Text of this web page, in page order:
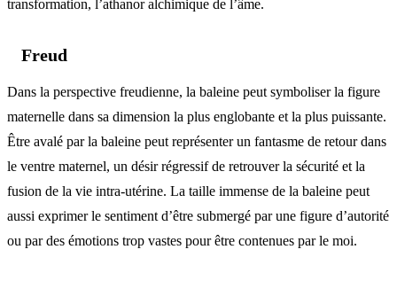
transformation, l’athanor alchimique de l’âme.
Freud
Dans la perspective freudienne, la baleine peut symboliser la figure
maternelle dans sa dimension la plus englobante et la plus puissante.
Être avalé par la baleine peut représenter un fantasme de retour dans
le ventre maternel, un désir régressif de retrouver la sécurité et la
fusion de la vie intra-utérine. La taille immense de la baleine peut
aussi exprimer le sentiment d’être submergé par une figure d’autorité
ou par des émotions trop vastes pour être contenues par le moi.